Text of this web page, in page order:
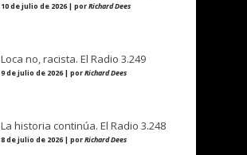
10 de julio de 2026 | porRichard Dees
Loca no, racista. El Radio 3.249
9 de julio de 2026 | porRichard Dees
La historia continúa. El Radio 3.248
8 de julio de 2026 | porRichard Dees